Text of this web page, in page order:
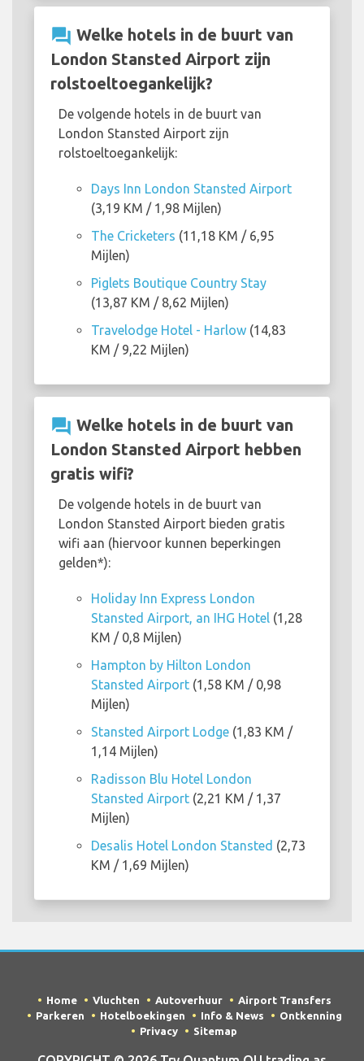
question_answer Welke hotels in de buurt van
London Stansted Airport zijn
rolstoeltoegankelijk?
De volgende hotels in de buurt van
London Stansted Airport zijn
rolstoeltoegankelijk:
Days Inn London Stansted Airport
(3,19 KM / 1,98 Mijlen)
The Cricketers (11,18 KM / 6,95
Mijlen)
Piglets Boutique Country Stay
(13,87 KM / 8,62 Mijlen)
Travelodge Hotel - Harlow (14,83
KM / 9,22 Mijlen)
question_answer Welke hotels in de buurt van
London Stansted Airport hebben
gratis wifi?
De volgende hotels in de buurt van
London Stansted Airport bieden gratis
wifi aan (hiervoor kunnen beperkingen
gelden*):
Holiday Inn Express London
Stansted Airport, an IHG Hotel (1,28
KM / 0,8 Mijlen)
Hampton by Hilton London
Stansted Airport (1,58 KM / 0,98
Mijlen)
Stansted Airport Lodge (1,83 KM /
1,14 Mijlen)
Radisson Blu Hotel London
Stansted Airport (2,21 KM / 1,37
Mijlen)
Desalis Hotel London Stansted (2,73
KM / 1,69 Mijlen)
Home Vluchten Autoverhuur
Airport Transfers
Parkeren
Hotelboekingen Info & News
Ontkenning
Privacy
Sitemap